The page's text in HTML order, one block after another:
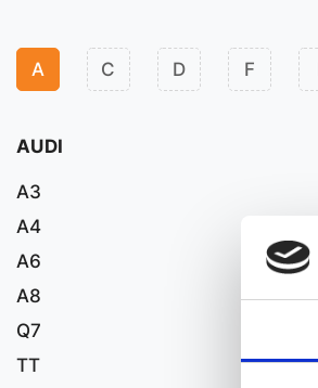
A C D F
AUDI
A3
A4
A6
A8
Q7
TT